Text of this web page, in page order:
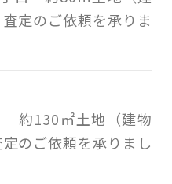
定のご依頼を承りま
約130㎡土地（建物
のご依頼を承りまし